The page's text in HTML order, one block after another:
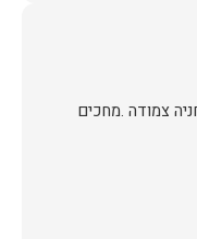
צמודה .מחכים